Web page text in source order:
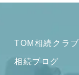
TOM相続クラブ
相続ブログ